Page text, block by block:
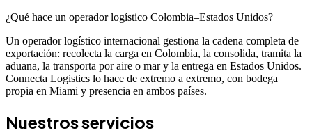
¿Qué hace un operador logístico Colombia–Estados Unidos?
Un operador logístico internacional gestiona la cadena completa de
exportación: recolecta la carga en Colombia, la consolida, tramita la
aduana, la transporta por aire o mar y la entrega en Estados Unidos.
Connecta Logistics lo hace de extremo a extremo, con bodega
propia en Miami y presencia en ambos países.
Nuestros servicios